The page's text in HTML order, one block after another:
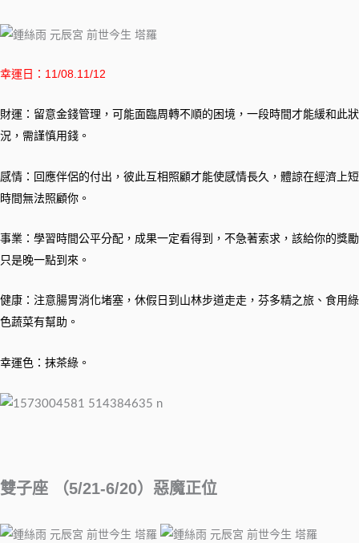
幸運日：11/08.11/12
財運：留意金錢管理，可能面臨周轉不順的困境，一段時間才能緩和此狀
況，需謹慎用錢。
感情：回應伴侶的付出，彼此互相照顧才能使感情長久，體諒在經濟上短
時間無法照顧你。
事業：學習時間公平分配，成果一定看得到，不急著索求，該給你的獎勵
只是晚一點到來。
健康：注意腸胃消化堵塞，休假日到山林步道走走，芬多精之旅、食用綠
色蔬菜有幫助。
幸運色：抹茶綠。
雙子座 （5/21-6/20）惡魔正位